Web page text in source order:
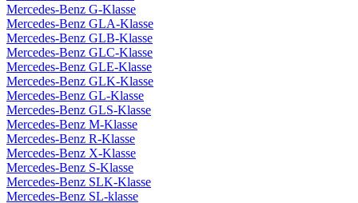
Mercedes-Benz G-Klasse
Mercedes-Benz GLA-Klasse
Mercedes-Benz GLB-Klasse
Mercedes-Benz GLC-Klasse
Mercedes-Benz GLE-Klasse
Mercedes-Benz GLK-Klasse
Mercedes-Benz GL-Klasse
Mercedes-Benz GLS-Klasse
Mercedes-Benz M-Klasse
Mercedes-Benz R-Klasse
Mercedes-Benz X-Klasse
Mercedes-Benz S-Klasse
Mercedes-Benz SLK-Klasse
Mercedes-Benz SL-klasse